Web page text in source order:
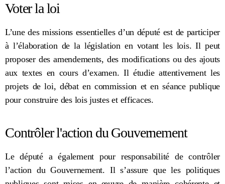
Voter la loi
L’une des missions essentielles d’un député est de participer
à l’élaboration de la législation en votant les lois. Il peut
proposer des amendements, des modifications ou des ajouts
aux textes en cours d’examen. Il étudie attentivement les
projets de loi, débat en commission et en séance publique
pour construire des lois justes et efficaces.
Contrôler l'action du Gouvernement
Le député a également pour responsabilité de contrôler
l’action du Gouvernement. Il s’assure que les politiques